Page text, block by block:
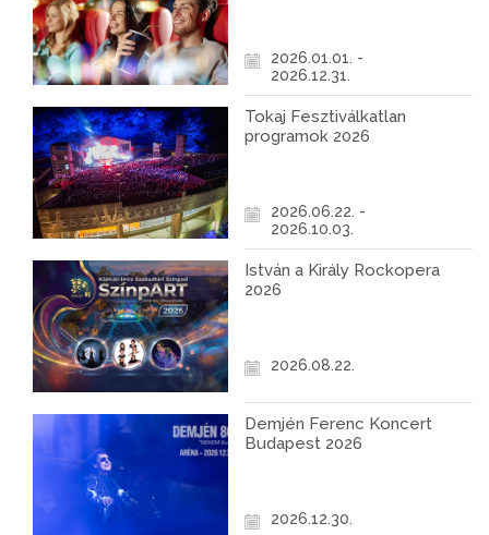
2026.01.01. -
2026.12.31.
Tokaj Fesztiválkatlan
programok 2026
2026.06.22. -
2026.10.03.
István a Király Rockopera
2026
2026.08.22.
Demjén Ferenc Koncert
Budapest 2026
2026.12.30.